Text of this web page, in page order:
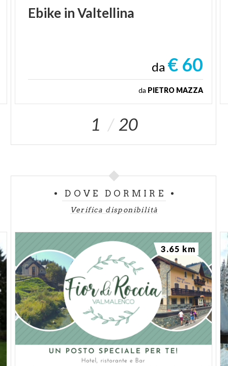
Ebike inValtellina
da € 60
da PIETRO MAZZA
1 20
DOVE DORMIRE
Verifica disponibilità
3.65 km